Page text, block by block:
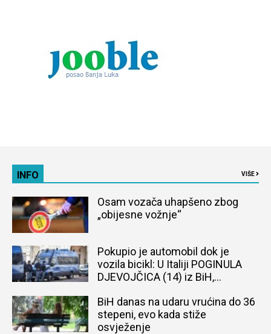
INFO VIŠE
Osam vozača uhapšeno zbog
„obijesne vožnje“
Pokupio je automobil dok je
vozila bicikl: U Italiji POGINULA
DJEVOJČICA (14) iz BiH,
BiH danas na udaru vrućina do 36
stepeni, evo kada stiže
osvježenje